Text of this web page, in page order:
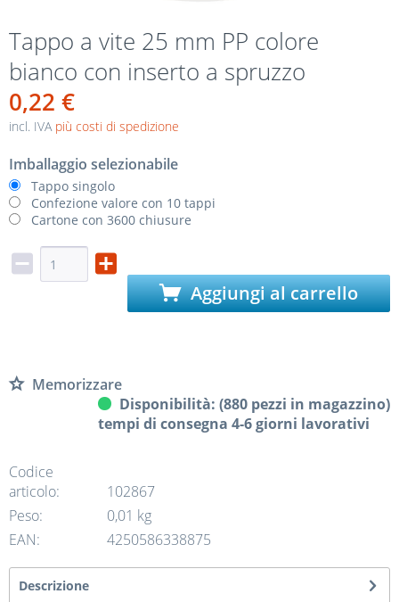
Tappo a vite 25 mm PP colore
bianco con inserto a spruzzo
0,22 €
incl. IVA più costi di spedizione
Imballaggio selezionabile
Tappo singolo
Confezione valore con 10 tappi
Cartone con 3600 chiusure
Aggiungi al carrello
Memorizzare
Disponibilità: (880 pezzi in magazzino)
tempi di consegna 4-6 giorni lavorativi
Codice
articolo:
102867
Peso:
0,01 kg
EAN:
4250586338875
Descrizione